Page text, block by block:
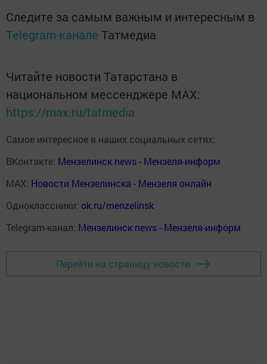
Следите за самым важным и интересным в
Telegram-канале Татмедиа
Читайте новости Татарстана в
национальном мессенджере MАХ:
https://max.ru/tatmedia
Самое интересное в наших социальных сетях:
ВКонтакте: Мензелинск news - Мензеля-информ
MAX: Новости Мензелинска - Мензеля онлайн
Одноклассники: ok.ru/menzelinsk
Telegram-канал: Мензелинск news - Мензеля-информ
Перейти на страницу новости